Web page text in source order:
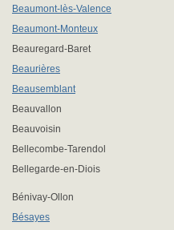
Beaumont-lès-Valence
Beaumont-Monteux
Beauregard-Baret
Beaurières
Beausemblant
Beauvallon
Beauvoisin
Bellecombe-Tarendol
Bellegarde-en-Diois
Bénivay-Ollon
Bésayes